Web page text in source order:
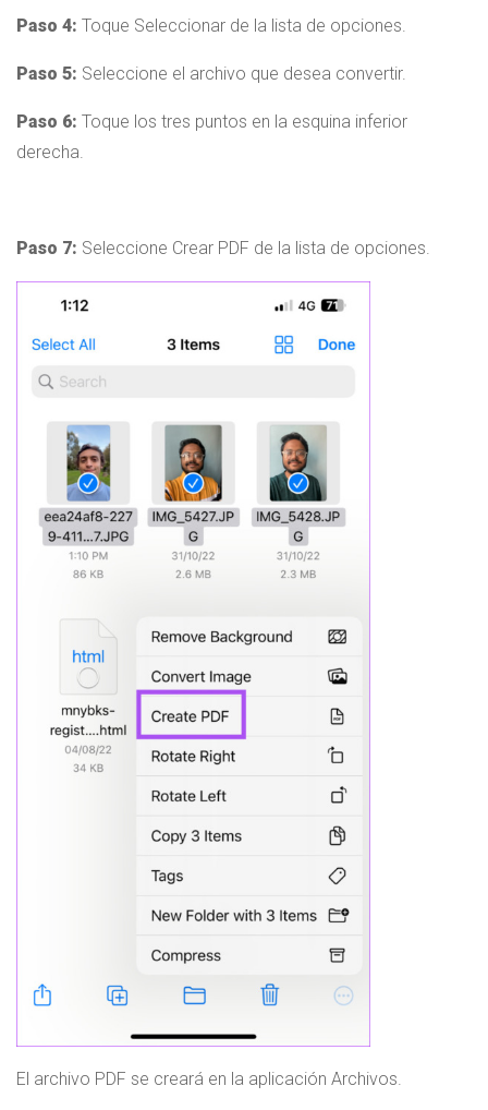
Paso 4: Toque Seleccionar de la lista de opciones.
Paso 5: Seleccione el archivo que desea convertir.
Paso 6: Toque los tres puntos en la esquina inferior
derecha.
Paso 7: Seleccione Crear PDF de la lista de opciones.
El archivo PDF se creará en la aplicación Archivos.